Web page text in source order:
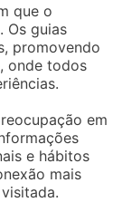
que o
Os guias
promovendo
onde todos
em
e hábitos
mais